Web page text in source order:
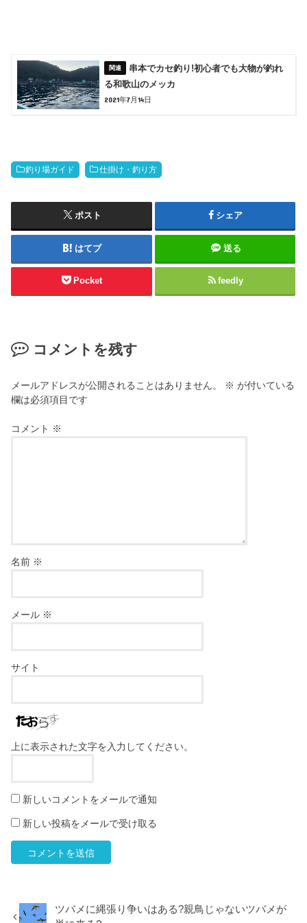
串本でカセ釣り!初心者でも大物が釣れ
る和歌山のメッカ
2021年7月14日
釣り場ガイド 仕掛け・釣り方
ポスト シェア
はてブ 送る
Pocket feedly
コメントを残す
メールアドレスが公開されることはありません。 ※ が付いている
欄は必須項目です
コメント ※
名前 ※
メール ※
サイト
上に表示された文字を入力してください。
新しいコメントをメールで通知
新しい投稿をメールで受け取る
ツバメに縄張り争いはある?親鳥じゃないツバメが